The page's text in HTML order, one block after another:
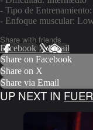
- Tipo de
- Enfoque muscular:
Share with friends
Facebook XEmail
Share on Facebook
Share on X
Share via Email
UP NEXT IN